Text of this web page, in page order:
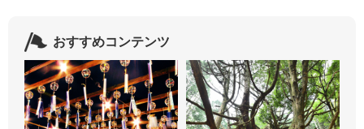
おすすめコンテンツ